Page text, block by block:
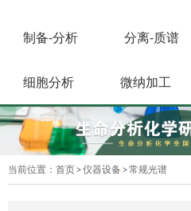
制备-分析 分离-质谱
细胞分析 微纳加工
当前位置： 首页 仪器设备 常规光谱